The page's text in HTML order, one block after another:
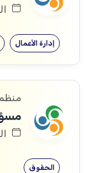
إدارة الأعمال
الحقوق